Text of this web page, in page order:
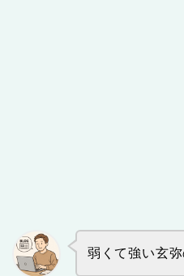
弱くて強い玄